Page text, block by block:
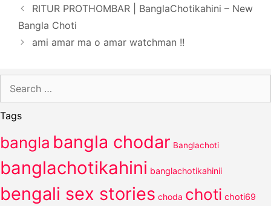
RITUR PROTHOMBAR | BanglaChotikahini – New
Bangla Choti
ami amar ma o amar watchman !!
for:
Tags
bangla bangla chodar Banglachoti
banglachotikahini banglachotikahinii
bengali sex stories choda choti choti69